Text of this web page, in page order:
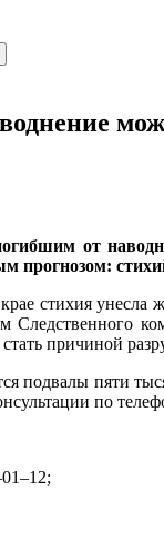
от
прогнозом:
стихия унесла
причиной
подвалы пяти
по